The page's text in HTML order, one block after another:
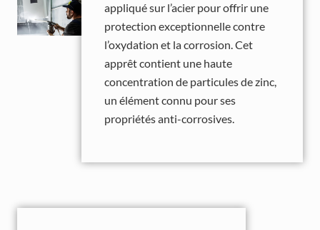
appliqué sur l’acier pour offrir une
protection exceptionnelle contre
l’oxydation et la corrosion. Cet
apprêt contient une haute
concentration de particules de zinc,
un élément connu pour ses
propriétés anti-corrosives.